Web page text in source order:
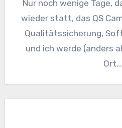
Nur noch wenige Tage,
wieder statt, das QS
Qualitätssicherung,
und ich werde (anders
Ort…